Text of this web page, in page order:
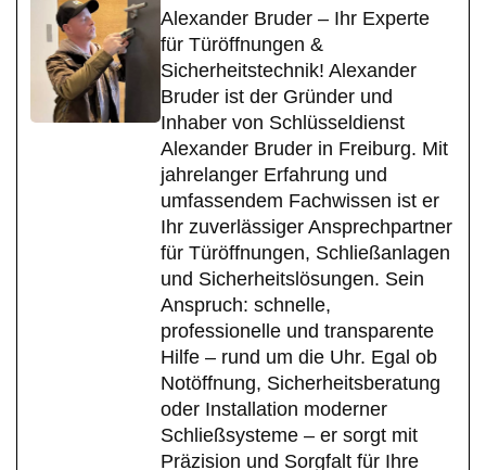
Alexander Bruder – Ihr Experte
für Türöffnungen &
Sicherheitstechnik! Alexander
Bruder ist der Gründer und
Inhaber von Schlüsseldienst
Alexander Bruder in Freiburg. Mit
jahrelanger Erfahrung und
umfassendem Fachwissen ist er
Ihr zuverlässiger Ansprechpartner
für Türöffnungen, Schließanlagen
und Sicherheitslösungen. Sein
Anspruch: schnelle,
professionelle und transparente
Hilfe – rund um die Uhr. Egal ob
Notöffnung, Sicherheitsberatung
oder Installation moderner
Schließsysteme – er sorgt mit
Präzision und Sorgfalt für Ihre